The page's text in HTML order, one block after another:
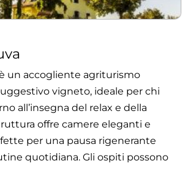
è un accogliente agriturismo
vigneto, ideale per chi
all’insegna del relax e della
offre camere eleganti e
per una pausa rigenerante
quotidiana. Gli ospiti possono